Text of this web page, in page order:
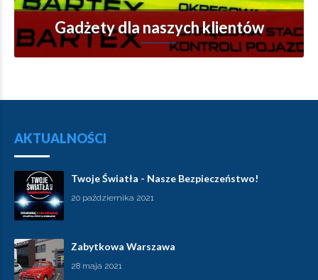
Gadżety dla naszych klientów
AKTUALNOŚCI
Twoje Światła - Nasze Bezpieczeństwo!
20 października 2021
Zabytkowa Warszawa
28 maja 2021